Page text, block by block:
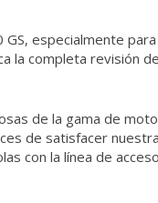
especialmente
la completa revisión
de la gama de
de satisfacer
con la línea de